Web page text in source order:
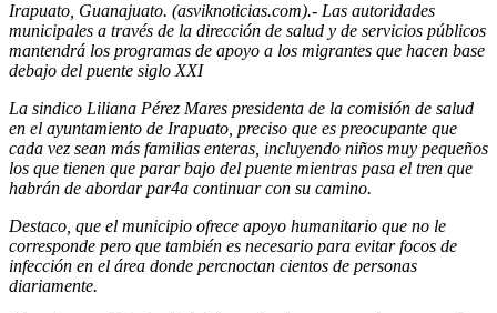
Irapuato, Guanajuato. (asviknoticias.com).- Las autoridades
municipales a través de la dirección de salud y de servicios públicos
mantendrá los programas de apoyo a los migrantes que hacen base
debajo del puente siglo XXI
La sindico Liliana Pérez Mares presidenta de la comisión de salud
en el ayuntamiento de Irapuato, preciso que es preocupante que
cada vez sean más familias enteras, incluyendo niños muy pequeños
los que tienen que parar bajo del puente mientras pasa el tren que
habrán de abordar par4a continuar con su camino.
Destaco, que el municipio ofrece apoyo humanitario que no le
corresponde pero que también es necesario para evitar focos de
infección en el área donde percnoctan cientos de personas
diariamente.